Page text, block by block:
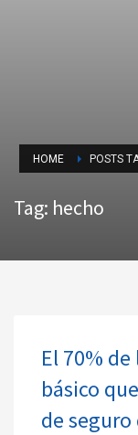
HOME POSTS
Tag: hecho
El 70%
básico
de seguro